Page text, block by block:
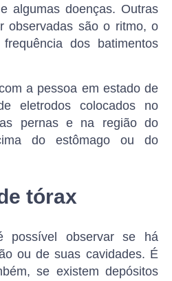
algumas doenças. Outras
observadas são o ritmo, o
dos batimentos
a pessoa em estado de
eletrodos colocados no
pernas e na região do
do estômago ou do
tórax
possível observar se há
ou de suas cavidades. É
se existem depósitos